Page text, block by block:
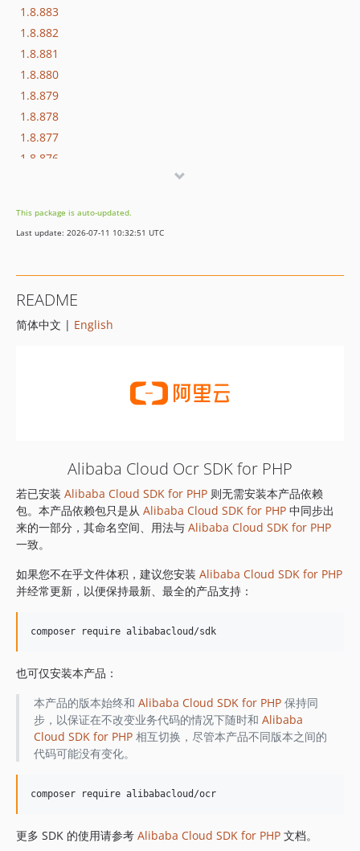
1.8.883
1.8.882
1.8.881
1.8.880
1.8.879
1.8.878
1.8.877
1.8.876
1.8.873
1.8.872
1.8.851
1.8.850
1.8.842
1.8.841
1.8.839
1.8.838
1.8.837
1.8.836
1.8.834
1.8.832
1.8.830
1.8.828
1.8.826
1.8.825
1.8.822
This package is auto-updated.
Last update: 2026-07-11 10:32:51 UTC
README
简体中文 | English
Alibaba Cloud Ocr SDK for PHP
若已安装 Alibaba Cloud SDK for PHP 则无需安装本产品依赖
包。本产品依赖包只是从 Alibaba Cloud SDK for PHP 中同步出
来的一部分，其命名空间、用法与 Alibaba Cloud SDK for PHP
一致。
如果您不在乎文件体积，建议您安装 Alibaba Cloud SDK for PHP
并经常更新，以便保持最新、最全的产品支持：
也可仅安装本产品：
本产品的版本始终和 Alibaba Cloud SDK for PHP保持同
步，以保证在不改变业务代码的情况下随时和 Alibaba
Cloud SDK for PHP相互切换，尽管本产品不同版本之间的
代码可能没有变化。
更多 SDK 的使用请参考 Alibaba Cloud SDK for PHP 文档。